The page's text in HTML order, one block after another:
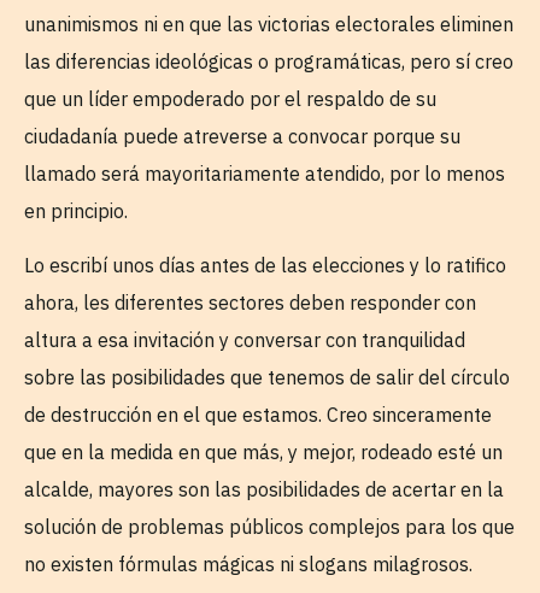
unanimismos ni en que las victorias electorales eliminen
las diferencias ideológicas o programáticas, pero sí creo
que un líder empoderado por el respaldo de su
ciudadanía puede atreverse a convocar porque su
llamado será mayoritariamente atendido, por lo menos
en principio.
Lo escribí unos días antes de las elecciones y lo ratifico
ahora, les diferentes sectores deben responder con
altura a esa invitación y conversar con tranquilidad
sobre las posibilidades que tenemos de salir del círculo
de destrucción en el que estamos. Creo sinceramente
que en la medida en que más, y mejor, rodeado esté un
alcalde, mayores son las posibilidades de acertar en la
solución de problemas públicos complejos para los que
no existen fórmulas mágicas ni slogans milagrosos.